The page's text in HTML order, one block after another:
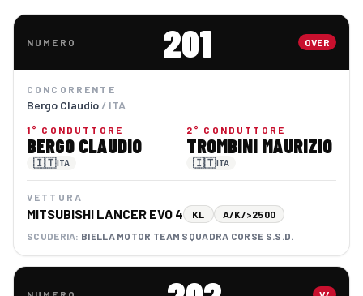
NUMERO 201 OVER
CONCORRENTE
Bergo Claudio / ITA
1° CONDUTTORE
BERGO CLAUDIO
🇮🇹ITA
2° CONDUTTORE
TROMBINI MAURIZIO
🇮🇹ITA
VETTURA
MITSUBISHI LANCER EVO 4 KL
A/K/>2500
SCUDERIA: BIELLA MOTOR TEAM SQUADRA CORSE S.S.D.